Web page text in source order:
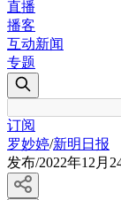
直播
播客
互动新闻
专题
订阅
罗妙婷/新明日报
发布/2022年12月